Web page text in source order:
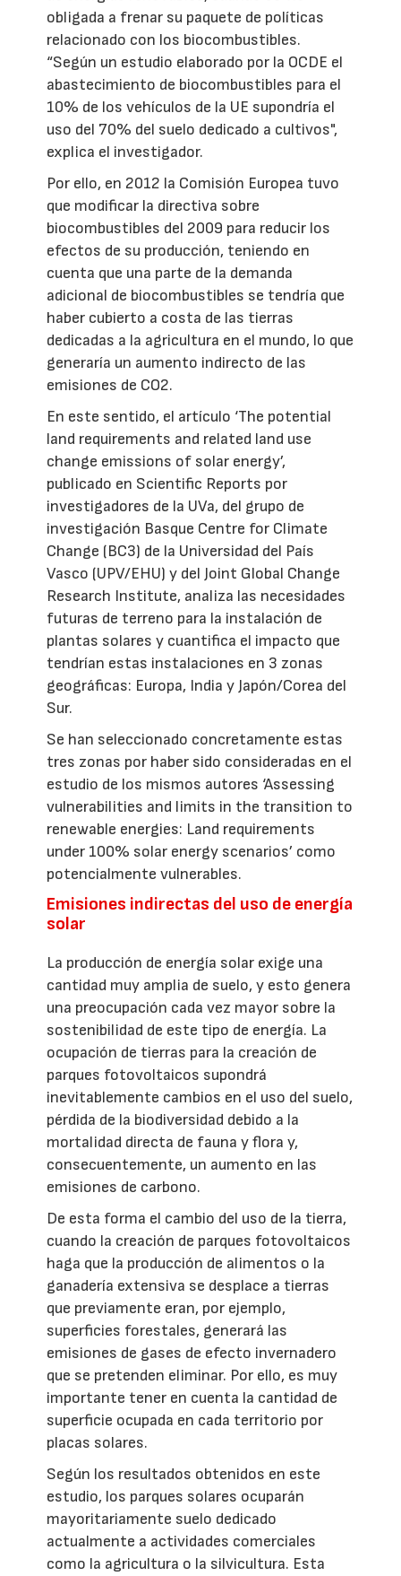
obligada a frenar su paquete de políticas
relacionado con los biocombustibles.
“Según un estudio elaborado por la OCDE el
abastecimiento de biocombustibles para el
10% de los vehículos de la UE supondría el
uso del 70% del suelo dedicado a cultivos",
explica el investigador.
Por ello, en 2012 la Comisión Europea tuvo
que modificar la directiva sobre
biocombustibles del 2009 para reducir los
efectos de su producción, teniendo en
cuenta que una parte de la demanda
adicional de biocombustibles se tendría que
haber cubierto a costa de las tierras
dedicadas a la agricultura en el mundo, lo que
generaría un aumento indirecto de las
emisiones de CO2.
En este sentido, el artículo ‘The potential
land requirements and related land use
change emissions of solar energy’,
publicado en Scientific Reports por
investigadores de la UVa, del grupo de
investigación Basque Centre for Climate
Change (BC3) de la Universidad del País
Vasco (UPV/EHU) y del Joint Global Change
Research Institute, analiza las necesidades
futuras de terreno para la instalación de
plantas solares y cuantifica el impacto que
tendrían estas instalaciones en 3 zonas
geográficas: Europa, India y Japón/Corea del
Sur.
Se han seleccionado concretamente estas
tres zonas por haber sido consideradas en el
estudio de los mismos autores ‘Assessing
vulnerabilities and limits in the transition to
renewable energies: Land requirements
under 100% solar energy scenarios’ como
potencialmente vulnerables.
Emisiones indirectas del uso de energía
solar
La producción de energía solar exige una
cantidad muy amplia de suelo, y esto genera
una preocupación cada vez mayor sobre la
sostenibilidad de este tipo de energía. La
ocupación de tierras para la creación de
parques fotovoltaicos supondrá
inevitablemente cambios en el uso del suelo,
pérdida de la biodiversidad debido a la
mortalidad directa de fauna y flora y,
consecuentemente, un aumento en las
emisiones de carbono.
De esta forma el cambio del uso de la tierra,
cuando la creación de parques fotovoltaicos
haga que la producción de alimentos o la
ganadería extensiva se desplace a tierras
que previamente eran, por ejemplo,
superficies forestales, generará las
emisiones de gases de efecto invernadero
que se pretenden eliminar. Por ello, es muy
importante tener en cuenta la cantidad de
superficie ocupada en cada territorio por
placas solares.
Según los resultados obtenidos en este
estudio, los parques solares ocuparán
mayoritariamente suelo dedicado
actualmente a actividades comerciales
como la agricultura o la silvicultura. Esta